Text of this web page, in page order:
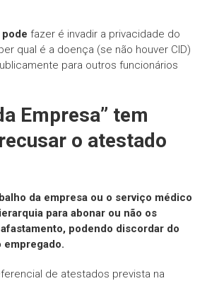
pode fazer é invadir a privacidade do
qual é a doença (se não houver CID)
para outros funcionários
Empresa” tem
o atestado
da empresa ou o serviço médico
para abonar ou não os
podendo discordar do
empregado.
de atestados prevista na